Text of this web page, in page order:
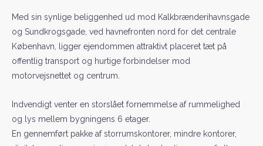
Med sin synlige beliggenhed ud mod Kalkbrænderihavnsgade
og Sundkrogsgade, ved havnefronten nord for det centrale
København, ligger ejendommen attraktivt placeret tæt på
offentlig transport og hurtige forbindelser mod
motorvejsnettet og centrum.
Indvendigt venter en storslået fornemmelse af rummelighed
og lys mellem bygningens 6 etager.
En gennemført pakke af storrumskontorer, mindre kontorer,